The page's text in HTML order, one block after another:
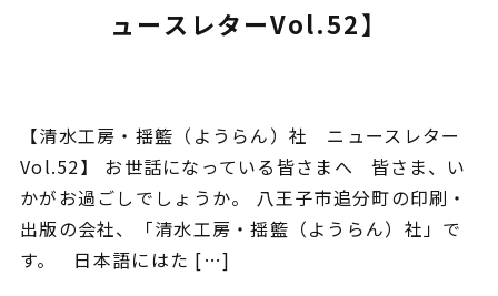
ュースレターVol.52】
【清水工房・揺籃（ようらん）社 ニュースレター
Vol.52】 お世話になっている皆さまへ 皆さま、い
かがお過ごしでしょうか。 八王子市追分町の印刷・
出版の会社、「清水工房・揺籃（ようらん）社」で
す。 日本語にはた […]